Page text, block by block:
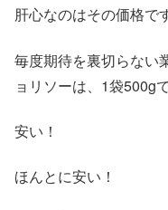
肝心なのはその価格で
毎度期待を裏切らない
ョリソーは、1袋500g
安い！
ほんとに安い！